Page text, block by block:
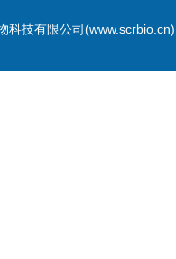
科技有限公司